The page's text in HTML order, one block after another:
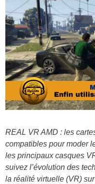
REAL VR AMD : les
compatibles pour moder
les principaux casques
suivez l’évolution des
la réalité virtuelle (VR)